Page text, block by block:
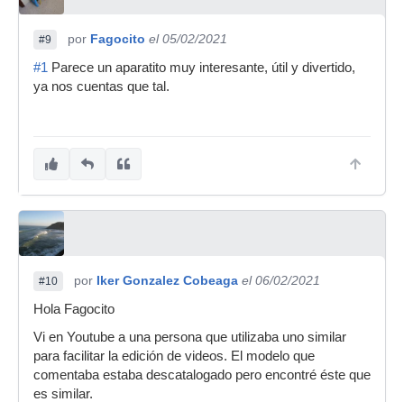
#9 por Fagocito el 05/02/2021
#1 Parece un aparatito muy interesante, útil y divertido,
ya nos cuentas que tal.
#10 por Iker Gonzalez Cobeaga el 06/02/2021
Hola Fagocito
Vi en Youtube a una persona que utilizaba uno similar
para facilitar la edición de videos. El modelo que
comentaba estaba descatalogado pero encontré éste que
es similar.